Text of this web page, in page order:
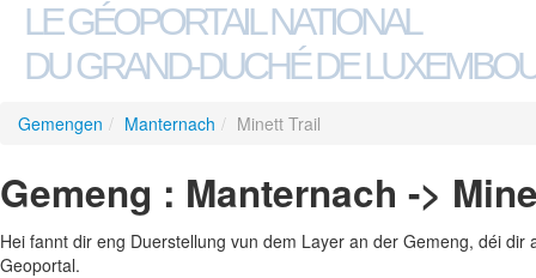
LE GÉOPORTAIL NATIONAL
DU GRAND-DUCHÉ DE
Gemengen / Manternach / Minett Trail
Gemeng : Manternach ->
Hei fannt dir eng Duerstellung vun dem Layer an der Gemeng, déi
Geoportal.